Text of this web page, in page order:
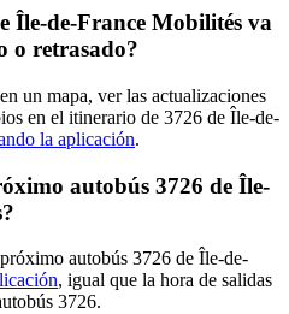
Île-de-France Mobilités va
o retrasado?
un mapa, ver las actualizaciones
en el itinerario de 3726 de Île-de-
la aplicación.
autobús 3726 de Île-
autobús 3726 de Île-de-
, igual que la hora de salidas
3726.